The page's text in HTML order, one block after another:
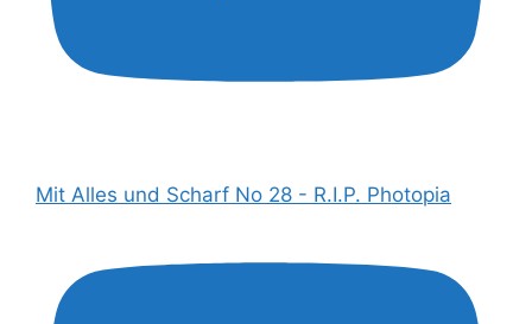
Mit Alles und Scharf No 28 - R.I.P. Photopia